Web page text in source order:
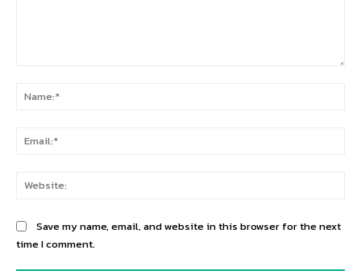
Save my name, email, and website in this browser for the next
time I comment.